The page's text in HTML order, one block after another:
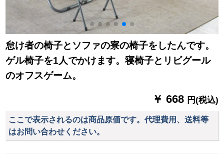
怠け者の椅子とソファの寮の椅子をしたんです。
ゲル椅子を1人でかけます。寝椅子とリビグール
のオフスゲーム。
￥ 668 円(税込)
ここで表示されるのは商品原価です。代理費用、送料等
はお問い合わせください。